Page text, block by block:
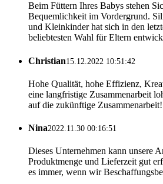
Beim Füttern Ihres Babys stehen
Bequemlichkeit im Vordergrund.
und Kleinkinder hat sich in den
beliebtesten Wahl für Eltern
Christian15.12.2022 10:51:42
Hohe Qualität, hohe Effizienz,
eine langfristige Zusammenarbeit
auf die zukünftige Zusammenarbeit!
Nina2022.11.30 00:16:51
Dieses Unternehmen kann unsere
Produktmenge und Lieferzeit gut
es immer, wenn wir